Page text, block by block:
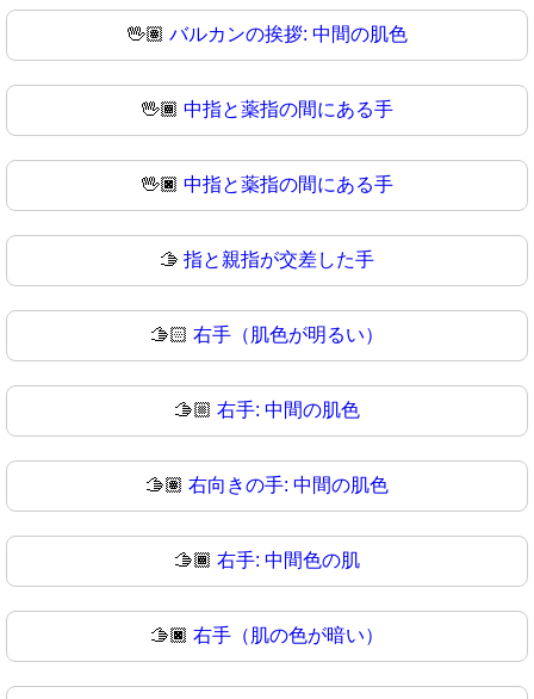
🖖🏽 バルカンの挨拶: 中間の肌色
🖖🏾 中指と薬指の間にある手
🖖🏿 中指と薬指の間にある手
🫱 指と親指が交差した手
🫱🏻 右手（肌色が明るい）
🫱🏼 右手: 中間の肌色
🫱🏽 右向きの手: 中間の肌色
🫱🏾 右手: 中間色の肌
🫱🏿 右手（肌の色が暗い）